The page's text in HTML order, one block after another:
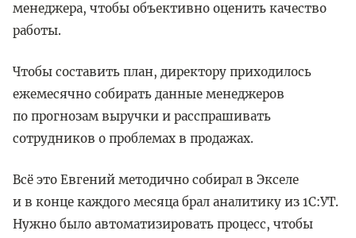
менеджера, чтобы объективно оценить качество
работы.
Чтобы составить план, директору приходилось
ежемесячно собирать данные менеджеров
по прогнозам выручки и расспрашивать
сотрудников о проблемах в продажах.
Всё это Евгений методично собирал в Экселе
и в конце каждого месяца брал аналитику из 1С:УТ.
Нужно было автоматизировать процесс, чтобы